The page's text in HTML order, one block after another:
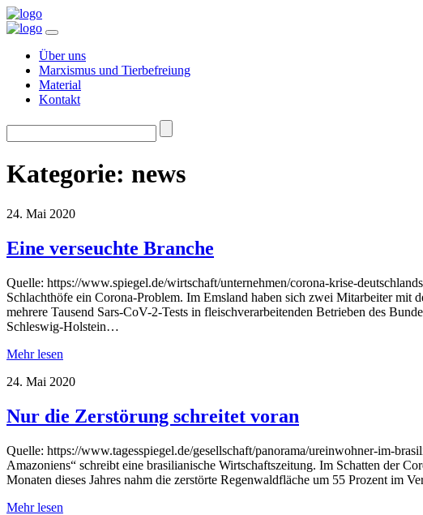
Über uns
Marxismus und Tierbefreiung
Material
Kontakt
Suchen
nach:
Kategorie: news
24. Mai 2020
Eine verseuchte Branche
Quelle: https://www.spiegel.de/wirtschaft/unternehmen/corona-krise-
Schlachthöfe ein Corona-Problem. Im Emsland haben sich zwei Mitarbeiter
mehrere Tausend Sars-CoV-2-Tests in fleischverarbeitenden Betrieben des
Schleswig-Holstein…
Mehr lesen
24. Mai 2020
Nur die Zerstörung schreitet voran
Quelle: https://www.tagesspiegel.de/gesellschaft/panorama/ureinwohner-im-
Amazoniens“ schreibt eine brasilianische Wirtschaftszeitung. Im Schatten der
Monaten dieses Jahres nahm die zerstörte Regenwaldfläche um 55 Prozent
Mehr lesen